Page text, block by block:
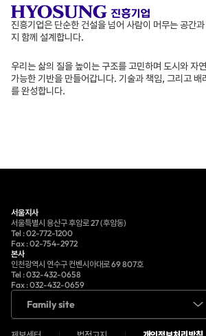
진흥기업은 단순한 건설을 넘어 사람이 머무는 공간과
지 함께 설계합니다.
우리는 삶의 질을 높이는 구조를 고민하며 도시와 자
가능한 기반을 만들어갑니다. 기술과 책임, 그리고 배
를 완성합니다.
서울지사
서울특별시 용산구 후암로 27 (후암동)
Tel : 02-772-1200
Fax : 02-754-2972
본사
인천광역시 연수구 컨벤시아대로 69 807호
Tel : 032-432-0658
Fax : 032-432-0659
Family site